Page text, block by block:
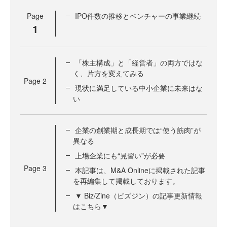
Page
1
IPO件数の推移とベンチャーの事業継続
Page 2
「株主構成」と「経営者」の両方ではな
く、片方を変えてみる
現状に満足している中小企業に未来はな
い
Page 3
企業の創業期と成長期では“使う筋肉”が
異なる
上場企業にも“見習い”が必要
本記事は、M&A Onlineに掲載された記事
を再編集して掲載しております。
▼ Biz/Zine（ビズジン）の記事更新情報
はこちら▼